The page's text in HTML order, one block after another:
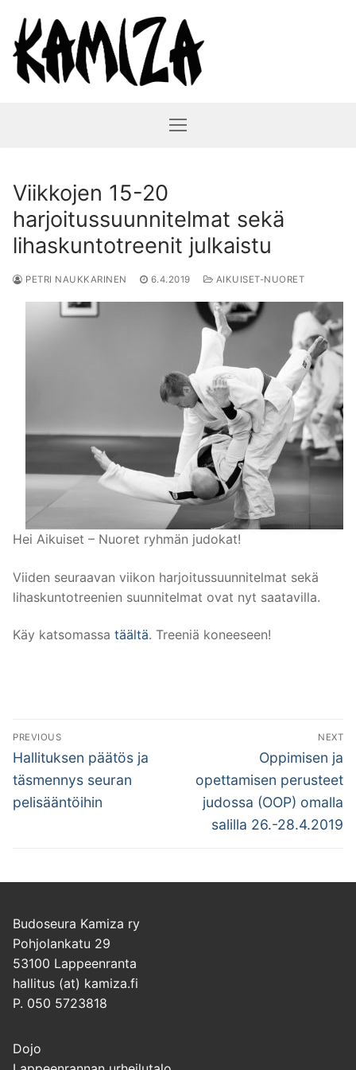
sisältöön
Viikkojen 15-20
harjoitussuunnitelmat sekä
lihaskuntotreenit julkaistu
PETRI NAUKKARINEN 6.4.2019 AIKUISET-NUORET
Hei Aikuiset – Nuoret ryhmän judokat!
Viiden seuraavan viikon harjoitussuunnitelmat sekä
lihaskuntotreenien suunnitelmat ovat nyt saatavilla.
Käy katsomassa täältä. Treeniä koneeseen!
Artikkelien
selaus
PREVIOUS
Previous
post:
Hallituksen päätös ja
täsmennys seuran
pelisääntöihin
NEXT
Next
post:
Oppimisen ja
opettamisen perusteet
judossa (OOP) omalla
salilla 26.-28.4.2019
Budoseura Kamiza ry
Pohjolankatu 29
53100 Lappeenranta
hallitus (at) kamiza.fi
P. 050 5723818
Dojo